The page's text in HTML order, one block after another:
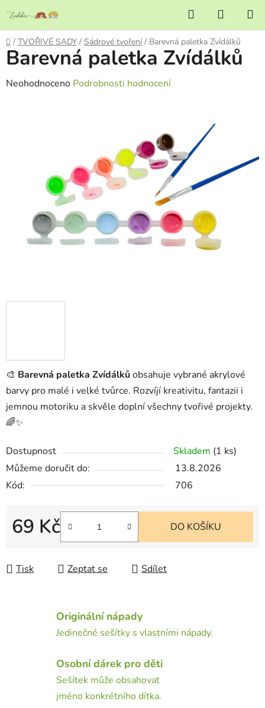
obsah
Hledat
KOŠÍK
Domů
/ TVOŘIVÉ SADY / Sádrové tvoření / Barevná paletka Zvídálků
🎨 Barevná paletka Zvídálkůobsahuje vybrané akrylové
barvy pro malé i velké tvůrce. Rozvíjí kreativitu, fantazii i
jemnou motoriku a skvěle doplní všechny tvořivé projekty.
🌈✨
Dostupnost Skladem (1 ks)
Můžeme doručit do:
13.8.2026
Kód:
706
69 Kč
Měrná cena:
DO KOŠÍKU
Tisk Zeptat se Sdílet
Barevná paletka Zvídálků
Průměrné
hvězdiček.
Neohodnoceno Podrobnosti hodnocení
Originální nápady
Jedinečné sešítky s vlastními nápady.
Osobní dárek pro děti
Sešítek může obsahovat
jméno konkrétního dítka.